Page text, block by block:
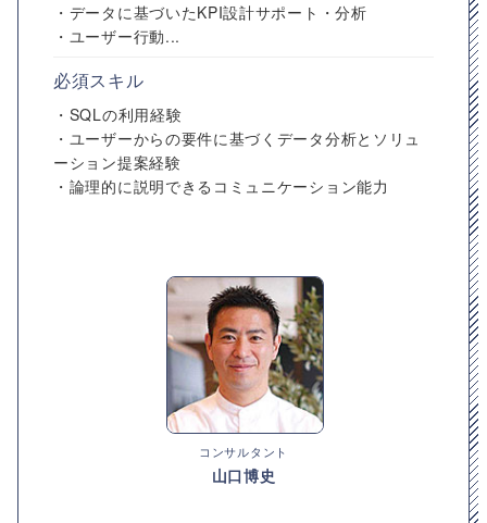
・データに基づいたKPI設計サポート・分析
・ユーザー行動...
必須スキル
・SQLの利用経験
・ユーザーからの要件に基づくデータ分析とソリュ
ーション提案経験
・論理的に説明できるコミュニケーション能力
コンサルタント
山口博史